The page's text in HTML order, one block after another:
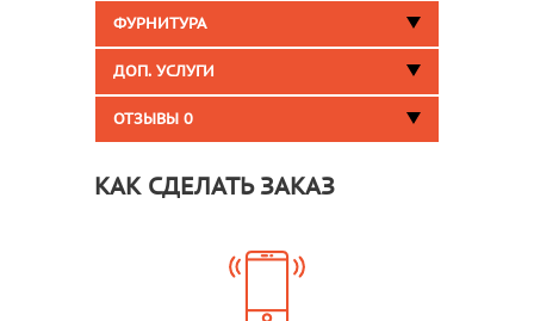
ФУРНИТУРА
ДОП. УСЛУГИ
ОТЗЫВЫ 0
КАК СДЕЛАТЬ ЗАКАЗ